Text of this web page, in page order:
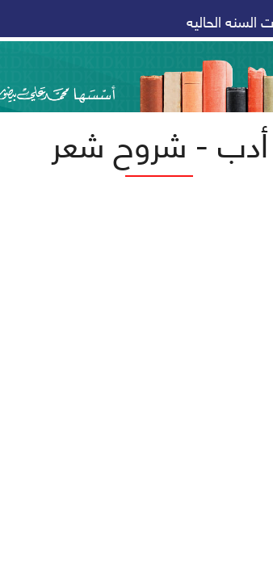
السنه الحاليه
أدب - شروح شعر